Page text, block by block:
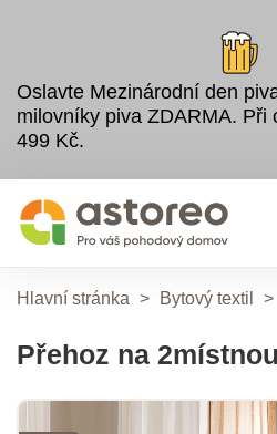
Oslavte Mezinárodní den
milovníky piva ZDARMA. Při
499 Kč.
Hlavní stránka > Bytový textil >
Přehoz na